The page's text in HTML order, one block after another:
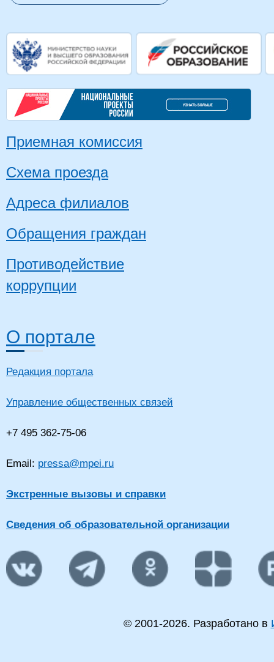
Приемная комиссия
Схема проезда
Адреса филиалов
Обращения граждан
Противодействие
коррупции
О портале
Редакция портала
Управление общественных связей
+7 495 362-75-06
Email: pressa@mpei.ru
Экстренные вызовы и справки
Сведения об образовательной организации
© 2001-2026. Разработано в